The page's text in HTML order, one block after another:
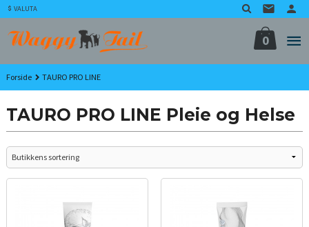
Gå
til
innholdet
VALUTA
0
Forside TAURO PRO LINE
TAURO PRO LINE Pleie og Helse